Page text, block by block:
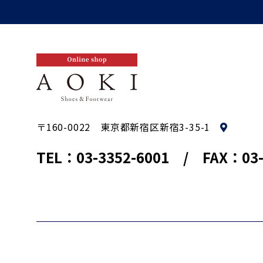
〒160-0022 東京都新宿区新宿3-35-1
TEL： 03-3352-6001 FAX：